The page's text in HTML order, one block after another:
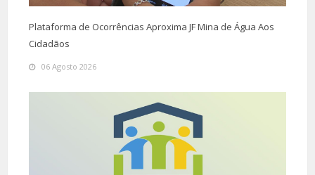
Plataforma de Ocorrências Aproxima JF Mina de Água Aos
Cidadãos
06 Agosto 2026